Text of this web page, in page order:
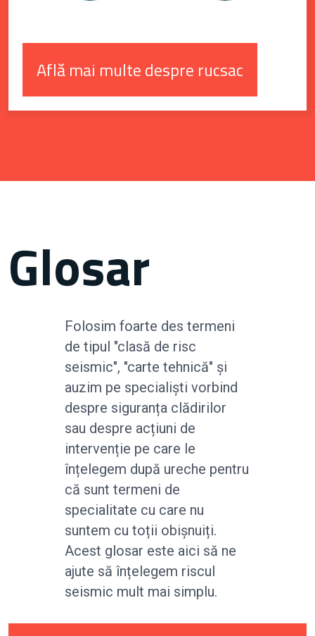
Află mai multe despre rucsac
Glosar
Folosim foarte des termeni
de tipul "clasă de risc
seismic", "carte tehnică" și
auzim pe specialiști vorbind
despre siguranța clădirilor
sau despre acțiuni de
intervenție pe care le
înțelegem după ureche pentru
că sunt termeni de
specialitate cu care nu
suntem cu toții obișnuiți.
Acest glosar este aici să ne
ajute să înțelegem riscul
seismic mult mai simplu.